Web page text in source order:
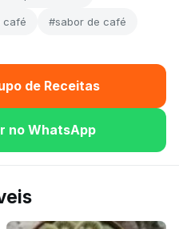
café #sabor de café
de Receitas
no WhatsApp